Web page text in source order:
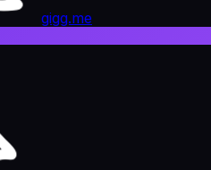
gigg.me